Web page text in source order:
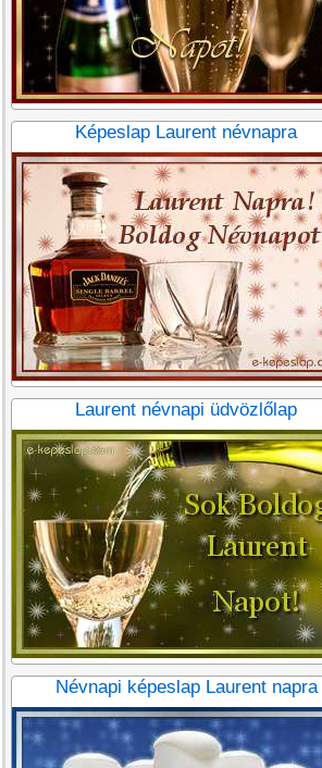
Képeslap Laurent névnapra
Laurent névnapi üdvözlőlap
Névnapi képeslap Laurent napra